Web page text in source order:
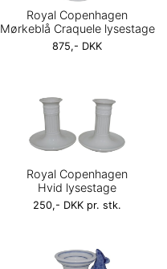
Royal Copenhagen
Mørkeblå Craquele lysestage
875,- DKK
Royal Copenhagen
Hvid lysestage
250,- DKK pr. stk.